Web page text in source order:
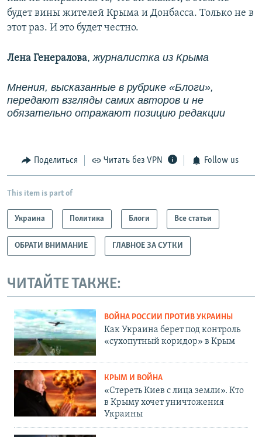
будет вины жителей Крыма и Донбасса. Только не в
этот раз. И это будет честно.
Лена Генералова,журналистка из Крыма
Мнения, высказанные в рубрике «Блоги»,
передают взгляды самих авторов и не
обязательно отражают позицию редакции
Поделиться Читать без VPN Follow us
This item is part of
Украина Политика Блоги Все статьи
ОБРАТИ ВНИМАНИЕ ГЛАВНОЕ ЗА СУТКИ
ЧИТАЙТЕ ТАКЖЕ:
ВОЙНА РОССИИ ПРОТИВ УКРАИНЫ
Как Украина берет под контроль
«сухопутный коридор» в Крым
КРЫМ И ВОЙНА
«Стереть Киев с лица земли». Кто
в Крыму хочет уничтожения
Украины